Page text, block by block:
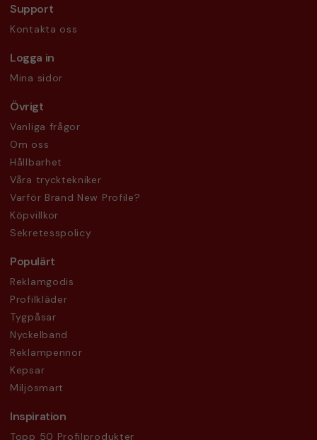
Support
Kontakta oss
Logga in
Mina sidor
Övrigt
Vanliga frågor
Om oss
Hållbarhet
Våra trycktekniker
Varför Brand New Profile?
Köpvillkor
Sekretesspolicy
Populärt
Reklamgodis
Profilkläder
Tygpåsar
Nyckelband
Reklampennor
Kepsar
Miljösmart
Inspiration
Topp 50 Profilprodukter